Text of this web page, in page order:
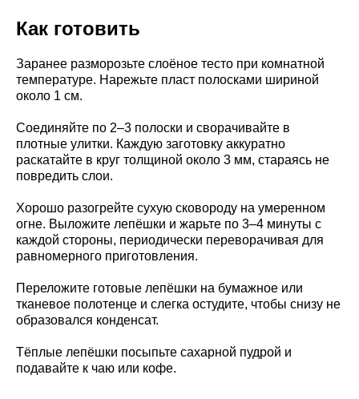
Как готовить
Заранее разморозьте слоёное тесто при комнатной
температуре. Нарежьте пласт полосками шириной
около 1 см.
Соединяйте по 2–3 полоски и сворачивайте в
плотные улитки. Каждую заготовку аккуратно
раскатайте в круг толщиной около 3 мм, стараясь не
повредить слои.
Хорошо разогрейте сухую сковороду на умеренном
огне. Выложите лепёшки и жарьте по 3–4 минуты с
каждой стороны, периодически переворачивая для
равномерного приготовления.
Переложите готовые лепёшки на бумажное или
тканевое полотенце и слегка остудите, чтобы снизу не
образовался конденсат.
Тёплые лепёшки посыпьте сахарной пудрой и
подавайте к чаю или кофе.